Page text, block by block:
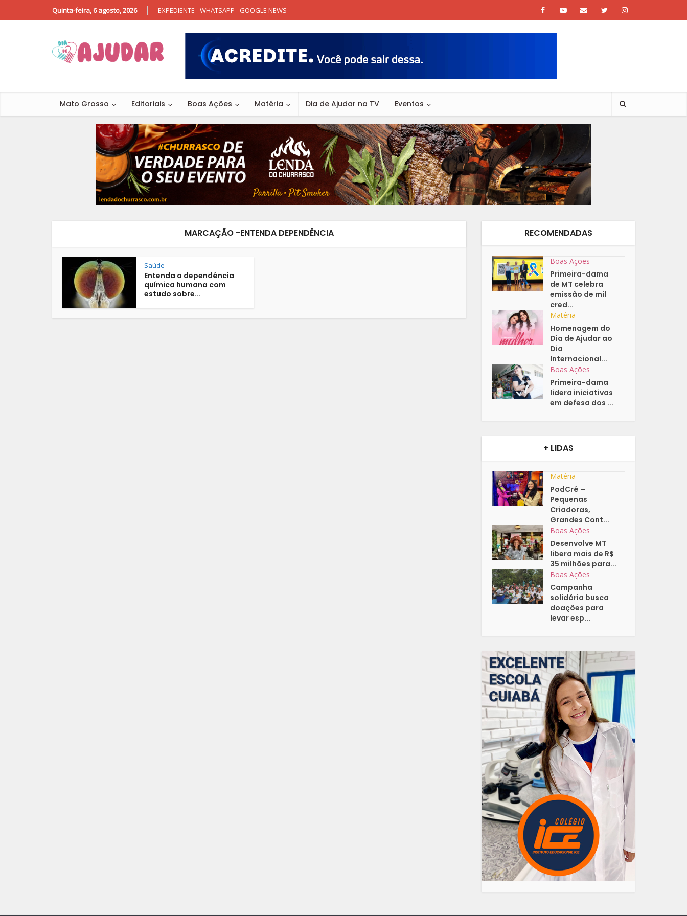
Quinta-feira, 6 agosto, 2026 EXPEDIENTE WHATSAPP GOOGLE NEWS
Mato Grosso Editoriais Boas Ações Matéria Dia de Ajudar na TV Eventos
MARCAÇÃO -ENTENDA DEPENDÊNCIA
Saúde
Entenda a dependência
química humana com
estudo sobre...
RECOMENDADAS
Boas Ações
Primeira-dama
de MT celebra
emissão de mil
cred...
Matéria
Homenagem do
Dia de Ajudar ao
Dia
Internacional...
Boas Ações
Primeira-dama
lidera iniciativas
em defesa dos ...
+ LIDAS
Matéria
PodCrê –
Pequenas
Criadoras,
Grandes Cont...
Boas Ações
Desenvolve MT
libera mais de R$
35 milhões para...
Boas Ações
Campanha
solidária busca
doações para
levar esp...